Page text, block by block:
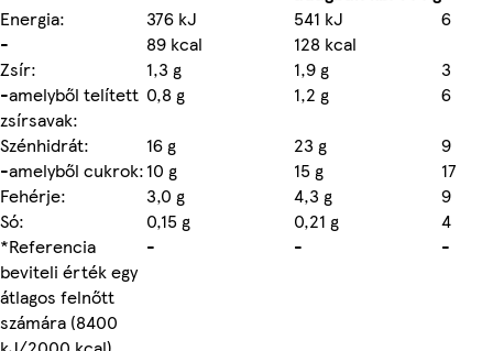
Energia: 376 kJ 541 kJ
6
-
89 kcal
128 kcal
Zsír:
1,3 g 1,9 g
3
-amelyből telített
zsírsavak:
0,8 g 1,2 g
6
Szénhidrát:
16 g 23 g
9
-amelyből cukrok:10 g 15 g
17
Fehérje:
3,0 g 4,3 g
9
Só:
0,15 g 0,21 g
4
*Referencia
beviteli érték egy
átlagos felnőtt
számára (8400
- - -